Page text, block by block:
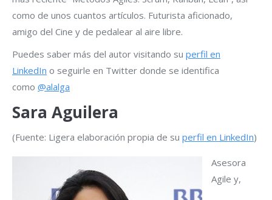
como de unos cuantos artículos. Futurista aficionado,
amigo del Cine y de pedalear al aire libre.
Puedes saber más del autor visitando su perfil en
LinkedIn o seguirle en Twitter donde se identifica
como @alalga
Sara Aguilera
(Fuente: Ligera elaboración propia de su perfil en LinkedIn)
Asesora
Agile y,